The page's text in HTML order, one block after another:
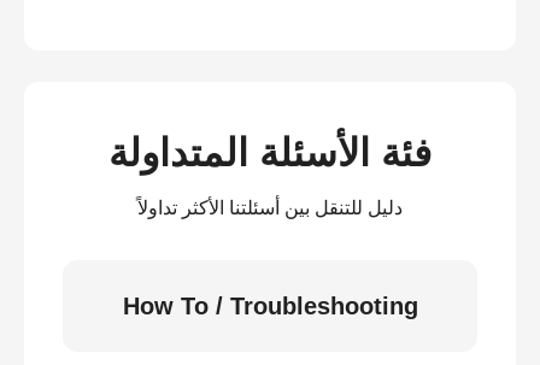
فئة الأسئلة المتداولة
دليل للتنقل بين أسئلتنا الأكثر تداولاً
How To / Troubleshooting